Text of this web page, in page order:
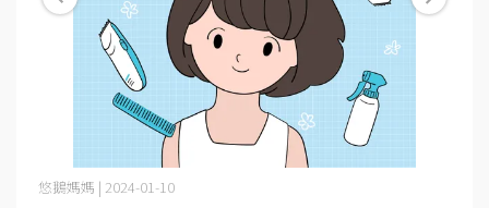
悠鵝媽媽 | 2024-01-10